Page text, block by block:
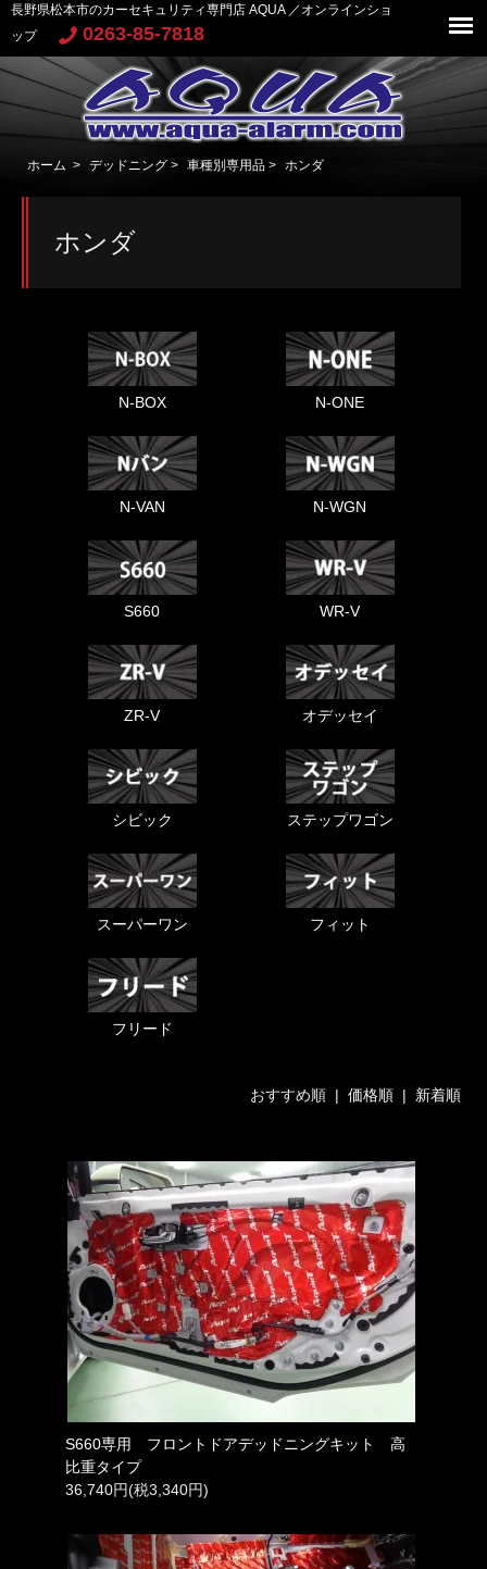
長野県松本市のカーセキュリティ専門店 AQUA ／オンラインショ
ップ
0263-85-7818
ホーム > デッドニング > 車種別専用品 > ホンダ
ホンダ
N-BOX N-ONE
N-VAN N-WGN
S660 WR-V
ZR-V オデッセイ
シビック ステップワゴン
スーパーワン フィット
フリード
おすすめ順 | 価格順| 新着順
S660専用 フロントドアデッドニングキット 高
比重タイプ
36,740円(税3,340円)